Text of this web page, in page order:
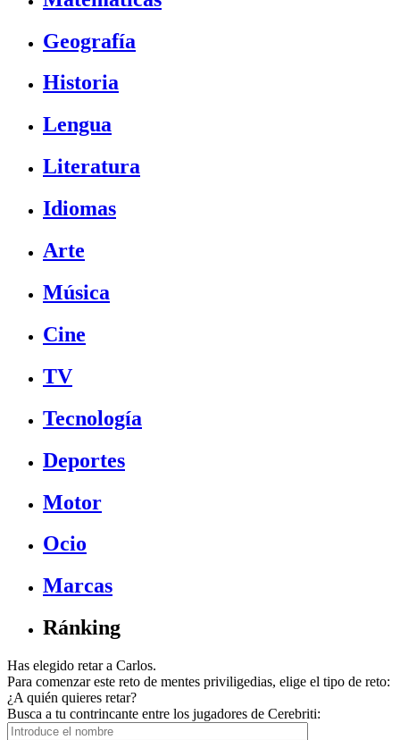
Geografía
Historia
Lengua
Literatura
Idiomas
Arte
Música
Cine
TV
Tecnología
Deportes
Motor
Ocio
Marcas
Ránking
Has elegido retar a Carlos.
Para comenzar este reto de mentes priviligedias, elige el tipo de reto:
¿A quién quieres retar?
Busca a tu contrincante entre los jugadores de Cerebriti: